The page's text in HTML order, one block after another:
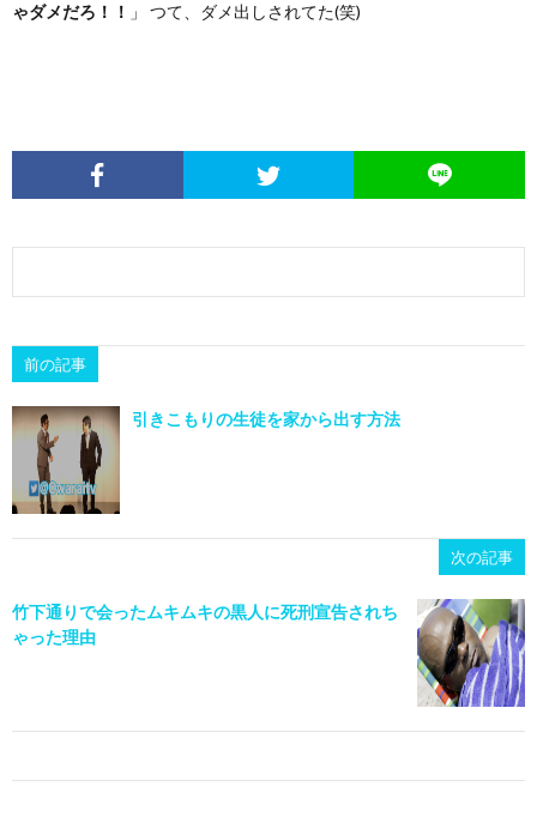
ゃダメだろ！！ 」 つて、ダメ出しされてた(笑)
前の記事
引きこもりの生徒を家から出す方法
次の記事
竹下通りで会ったムキムキの黒人に死刑宣告されち
ゃった理由